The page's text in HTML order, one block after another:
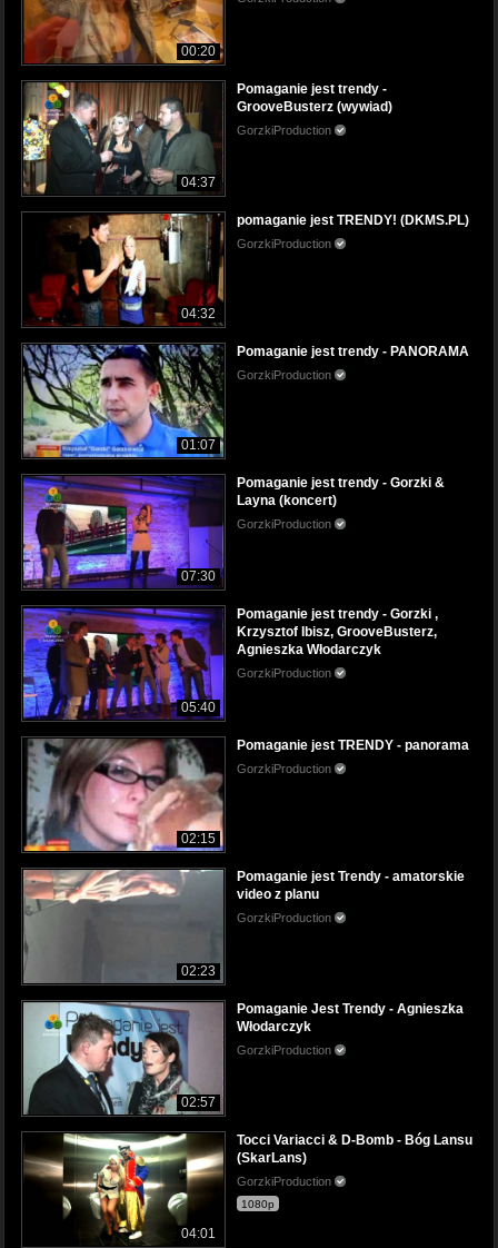
00:20
04:37
Pomaganie jest trendy -
GrooveBusterz (wywiad)
GorzkiProduction
04:32
pomaganie jest TRENDY! (DKMS.PL)
GorzkiProduction
01:07
Pomaganie jest trendy - PANORAMA
GorzkiProduction
07:30
Pomaganie jest trendy - Gorzki &
Layna (koncert)
GorzkiProduction
05:40
Pomaganie jest trendy - Gorzki ,
Krzysztof Ibisz, GrooveBusterz,
Agnieszka Włodarczyk
GorzkiProduction
02:15
Pomaganie jest TRENDY - panorama
GorzkiProduction
02:23
Pomaganie jest Trendy - amatorskie
video z planu
GorzkiProduction
02:57
Pomaganie Jest Trendy - Agnieszka
Włodarczyk
GorzkiProduction
04:01
Tocci Variacci & D-Bomb - Bóg Lansu
(SkarLans)
GorzkiProduction
1080p